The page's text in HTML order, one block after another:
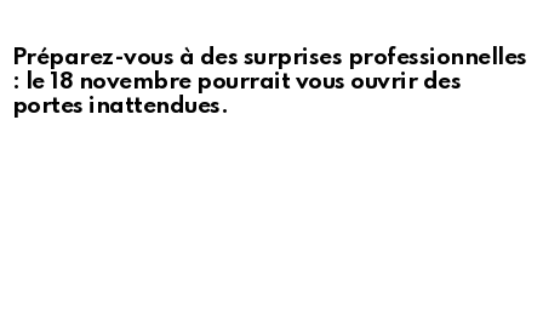
Préparez-vous à des surprises professionnelles
: le 18 novembre pourrait vous ouvrir des
portes inattendues.